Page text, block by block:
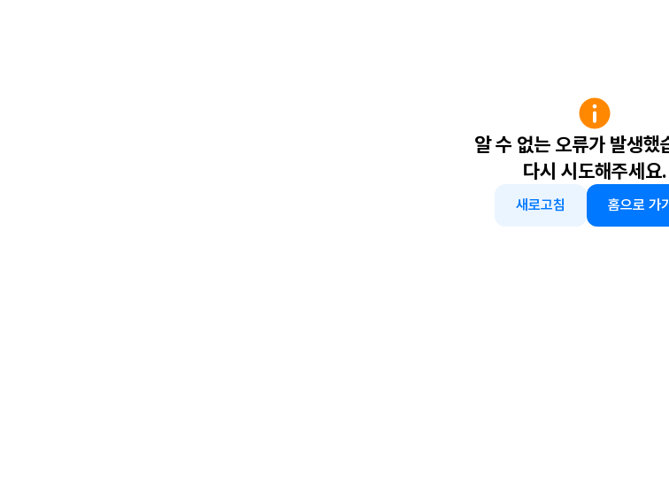
알 수 없는 오류가 발생했
다시 시도해주세요.
새로고침 홈으로 가기